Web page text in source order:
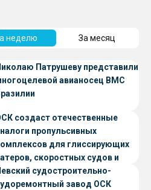
неделю За месяц
Патрушеву представили
авианосец ВМС
создаст отечественные
пропульсивных
для глиссирующих
скоростных судов и
с малой осадкой
судостроительно-
завод ОСК